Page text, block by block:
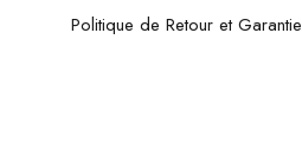
Politique de Retour et Garantie